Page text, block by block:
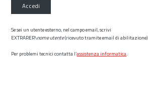
Accedi
Se sei un utente esterno, nel campo email, scrivi
EXTRARER\nome utente(ricevuto tramite email di abilitazione)
Per problemi tecnici contatta l’assistenza informatica.